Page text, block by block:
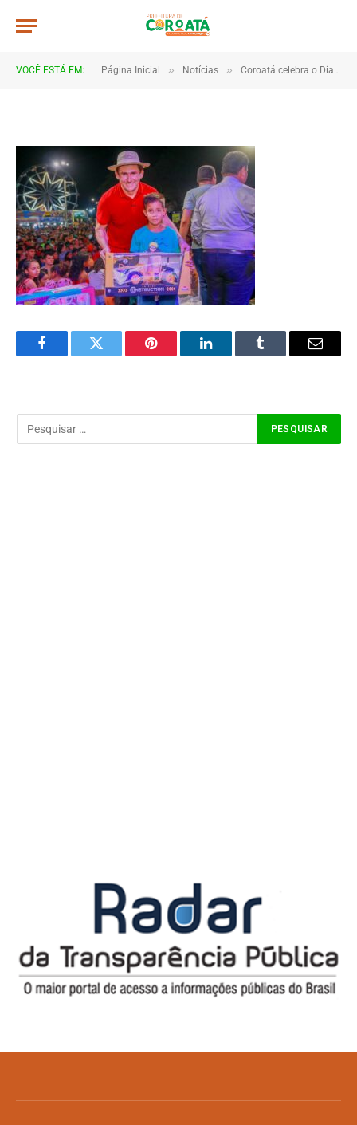
VOCÊ ESTÁ EM: Página Inicial » Notícias » Coroatá celebra o Dia das Crianças com evento repleto de diversão e alegria
a019
FacebookTwitter Pinterest LinkedInTumblr Email